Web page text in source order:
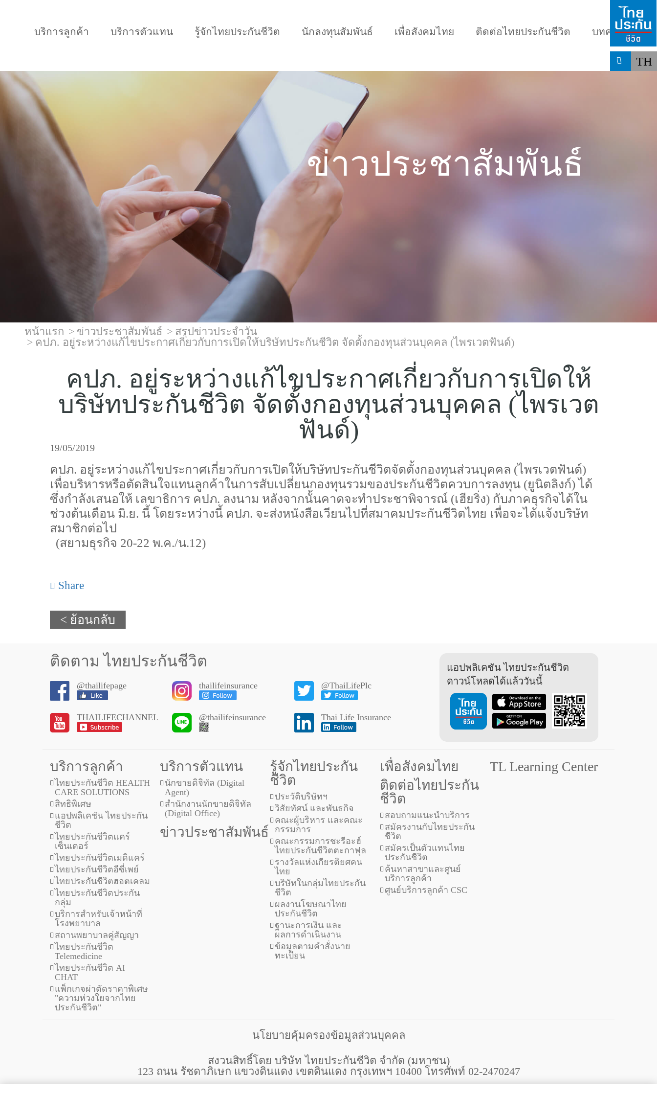
บริการลูกค้า บริการตัวแทน รู้จักไทยประกันชีวิต นักลงทุนสัมพันธ์ เพื่อสังคมไทย ติดต่อไทยประกันชีวิต บทความ
TH
ข่าวประชาสัมพันธ์
หน้าแรก ข่าวประชาสัมพันธ์
สรุปข่าวประจำวัน
คปภ. อยู่ระหว่างแก้ไขประกาศเกี่ยวกับการเปิดให้บริษัทประกันชีวิต จัดตั้งกองทุนส่วนบุคคล (ไพรเวตฟันด์)
คปภ. อยู่ระหว่างแก้ไขประกาศเกี่ยวกับการเปิดให้
บริษัทประกันชีวิต จัดตั้งกองทุนส่วนบุคคล (ไพรเวต
ฟันด์)
19/05/2019
คปภ. อยู่ระหว่างแก้ไขประกาศเกี่ยวกับการเปิดให้บริษัทประกันชีวิตจัดตั้งกองทุนส่วนบุคคล (ไพรเวตฟันด์)
เพื่อบริหารหรือตัดสินใจแทนลูกค้าในการสับเปลี่ยนกองทุนรวมของประกันชีวิตควบการลงทุน (ยูนิตลิงก์) ได้
ซึ่งกำลังเสนอให้ เลขาธิการ คปภ. ลงนาม หลังจากนั้นคาดจะทำประชาพิจารณ์ (เฮียริ่ง) กับภาคธุรกิจได้ใน
ช่วงต้นเดือน มิ.ย. นี้ โดยระหว่างนี้ คปภ. จะส่งหนังสือเวียนไปที่สมาคมประกันชีวิตไทย เพื่อจะได้แจ้งบริษัท
สมาชิกต่อไป
(สยามธุรกิจ 20-22 พ.ค./น.12)
Share
< ย้อนกลับ
ติดตาม ไทยประกันชีวิต
@thailifepage thailifeinsurance @ThaiLifePlc
THAILIFECHANNEL @thailifeinsurance Thai Life Insurance
แอปพลิเคชัน ไทยประกันชีวิต
ดาวน์โหลดได้แล้ววันนี้
บริการลูกค้า
ไทยประกันชีวิต HEALTH
CARE SOLUTIONS
สิทธิพิเศษ
แอปพลิเคชัน ไทยประกัน
ชีวิต
ไทยประกันชีวิตแคร์
เซ็นเตอร์
ไทยประกันชีวิตเมดิแคร์
ไทยประกันชีวิตอีซี่เพย์
ไทยประกันชีวิตฮอตเคลม
ไทยประกันชีวิตประกัน
กลุ่ม
บริการสำหรับเจ้าหน้าที่
โรงพยาบาล
สถานพยาบาลคู่สัญญา
ไทยประกันชีวิต
Telemedicine
ไทยประกันชีวิต AI
CHAT
แพ็กเกจผ่าตัดราคาพิเศษ
"ความห่วงใยจากไทย
ประกันชีวิต"
บริการตัวแทน
นักขายดิจิทัล (Digital
Agent)
สำนักงานนักขายดิจิทัล
(Digital Office)
ข่าวประชาสัมพันธ์
รู้จักไทยประกัน
ชีวิต
ประวัติบริษัทฯ
วิสัยทัศน์ และพันธกิจ
คณะผู้บริหาร และคณะ
กรรมการ
คณะกรรมการชะรีอะฮ์
ไทยประกันชีวิตตะกาฟุล
รางวัลแห่งเกียรติยศคน
ไทย
บริษัทในกลุ่มไทยประกัน
ชีวิต
ผลงานโฆษณาไทย
ประกันชีวิต
ฐานะการเงิน และ
ผลการดำเนินงาน
ข้อมูลตามคำสั่งนาย
ทะเบียน
เพื่อสังคมไทย
ติดต่อไทยประกัน
ชีวิต
สอบถามแนะนำบริการ
สมัครงานกับไทยประกัน
ชีวิต
สมัครเป็นตัวแทนไทย
ประกันชีวิต
ค้นหาสาขาและศูนย์
บริการลูกค้า
ศูนย์บริการลูกค้า CSC
TL Learning Center
นโยบายคุ้มครองข้อมูลส่วนบุคคล
สงวนสิทธิ์โดย บริษัท ไทยประกันชีวิต จำกัด (มหาชน)
123 ถนน รัชดาภิเษก แขวงดินแดง เขตดินแดง กรุงเทพฯ 10400 โทรศัพท์ 02-2470247